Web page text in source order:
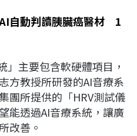
自動判讀胰臟癌醫材 1
」主要包含軟硬體項目，
方教授所研發的AI音療系
團所提供的「HRV測試儀
能透過AI音療系統，讓廣
改善。